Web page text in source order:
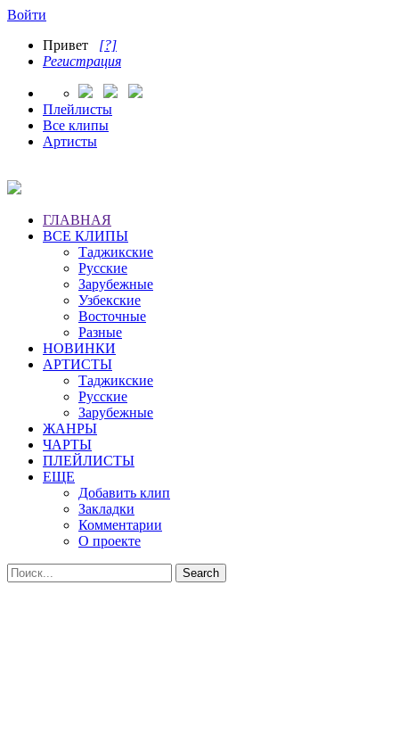
Войти
Привет [?]
Регистрация
Плейлисты
Все клипы
Артисты
ГЛАВНАЯ
ВСЕ КЛИПЫ
Таджикские
Русские
Зарубежные
Узбекские
Восточные
Разные
НОВИНКИ
АРТИСТЫ
Таджикские
Русские
Зарубежные
ЖАНРЫ
ЧАРТЫ
ПЛЕЙЛИСТЫ
ЕЩЕ
Добавить клип
Закладки
Комментарии
О проекте